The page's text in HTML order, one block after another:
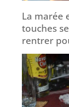
La marée
touches
rentrer